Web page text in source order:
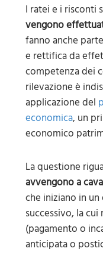
I ratei e i risconti
vengono
fanno anche
e rettifica da
competenza dei
rilevazione è
applicazione del
economica, un
economico
La questione
avvengono a
che iniziano in
successivo, la
(pagamento o
anticipata o